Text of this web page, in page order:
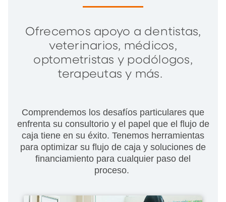
Ofrecemos apoyo a dentistas,
veterinarios, médicos,
optometristas y podólogos,
terapeutas y más.
Comprendemos los desafíos particulares que
enfrenta su consultorio y el papel que el flujo de
caja tiene en su éxito. Tenemos herramientas
para optimizar su flujo de caja y soluciones de
financiamiento para cualquier paso del
proceso.